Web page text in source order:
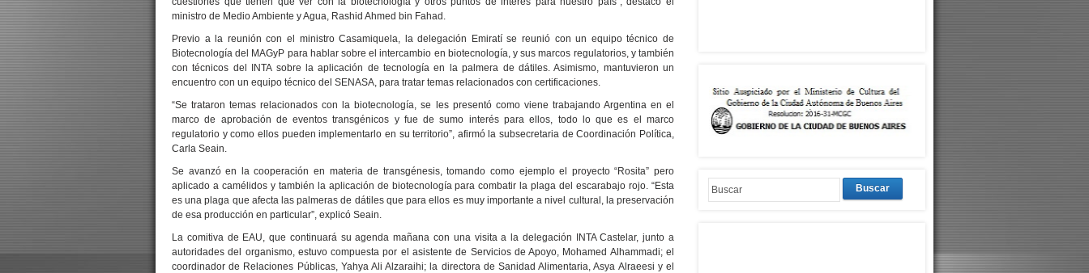
ministro de Medio Ambiente y Agua, Rashid Ahmed bin Fahad.
Previo a la reunión con el ministro Casamiquela, la delegación Emiratí se reunió con un equipo técnico de
Biotecnología del MAGyP para hablar sobre el intercambio en biotecnología, y sus marcos regulatorios, y también
con técnicos del INTA sobre la aplicación de tecnología en la palmera de dátiles. Asimismo, mantuvieron un
encuentro con un equipo técnico del SENASA, para tratar temas relacionados con certificaciones.
“Se trataron temas relacionados con la biotecnología, se les presentó como viene trabajando Argentina en el
marco de aprobación de eventos transgénicos y fue de sumo interés para ellos, todo lo que es el marco
regulatorio y como ellos pueden implementarlo en su territorio”, afirmó la subsecretaria de Coordinación Política,
Carla Seain.
Se avanzó en la cooperación en materia de transgénesis, tomando como ejemplo el proyecto “Rosita” pero
aplicado a camélidos y también la aplicación de biotecnología para combatir la plaga del escarabajo rojo. “Esta
es una plaga que afecta las palmeras de dátiles que para ellos es muy importante a nivel cultural, la preservación
de esa producción en particular”, explicó Seain.
La comitiva de EAU, que continuará su agenda mañana con una visita a la delegación INTA Castelar, junto a
autoridades del organismo, estuvo compuesta por el asistente de Servicios de Apoyo, Mohamed Alhammadi; el
coordinador de Relaciones Públicas, Yahya Ali Alzaraihi; la directora de Sanidad Alimentaria, Asya Alraeesi y el
Buscar